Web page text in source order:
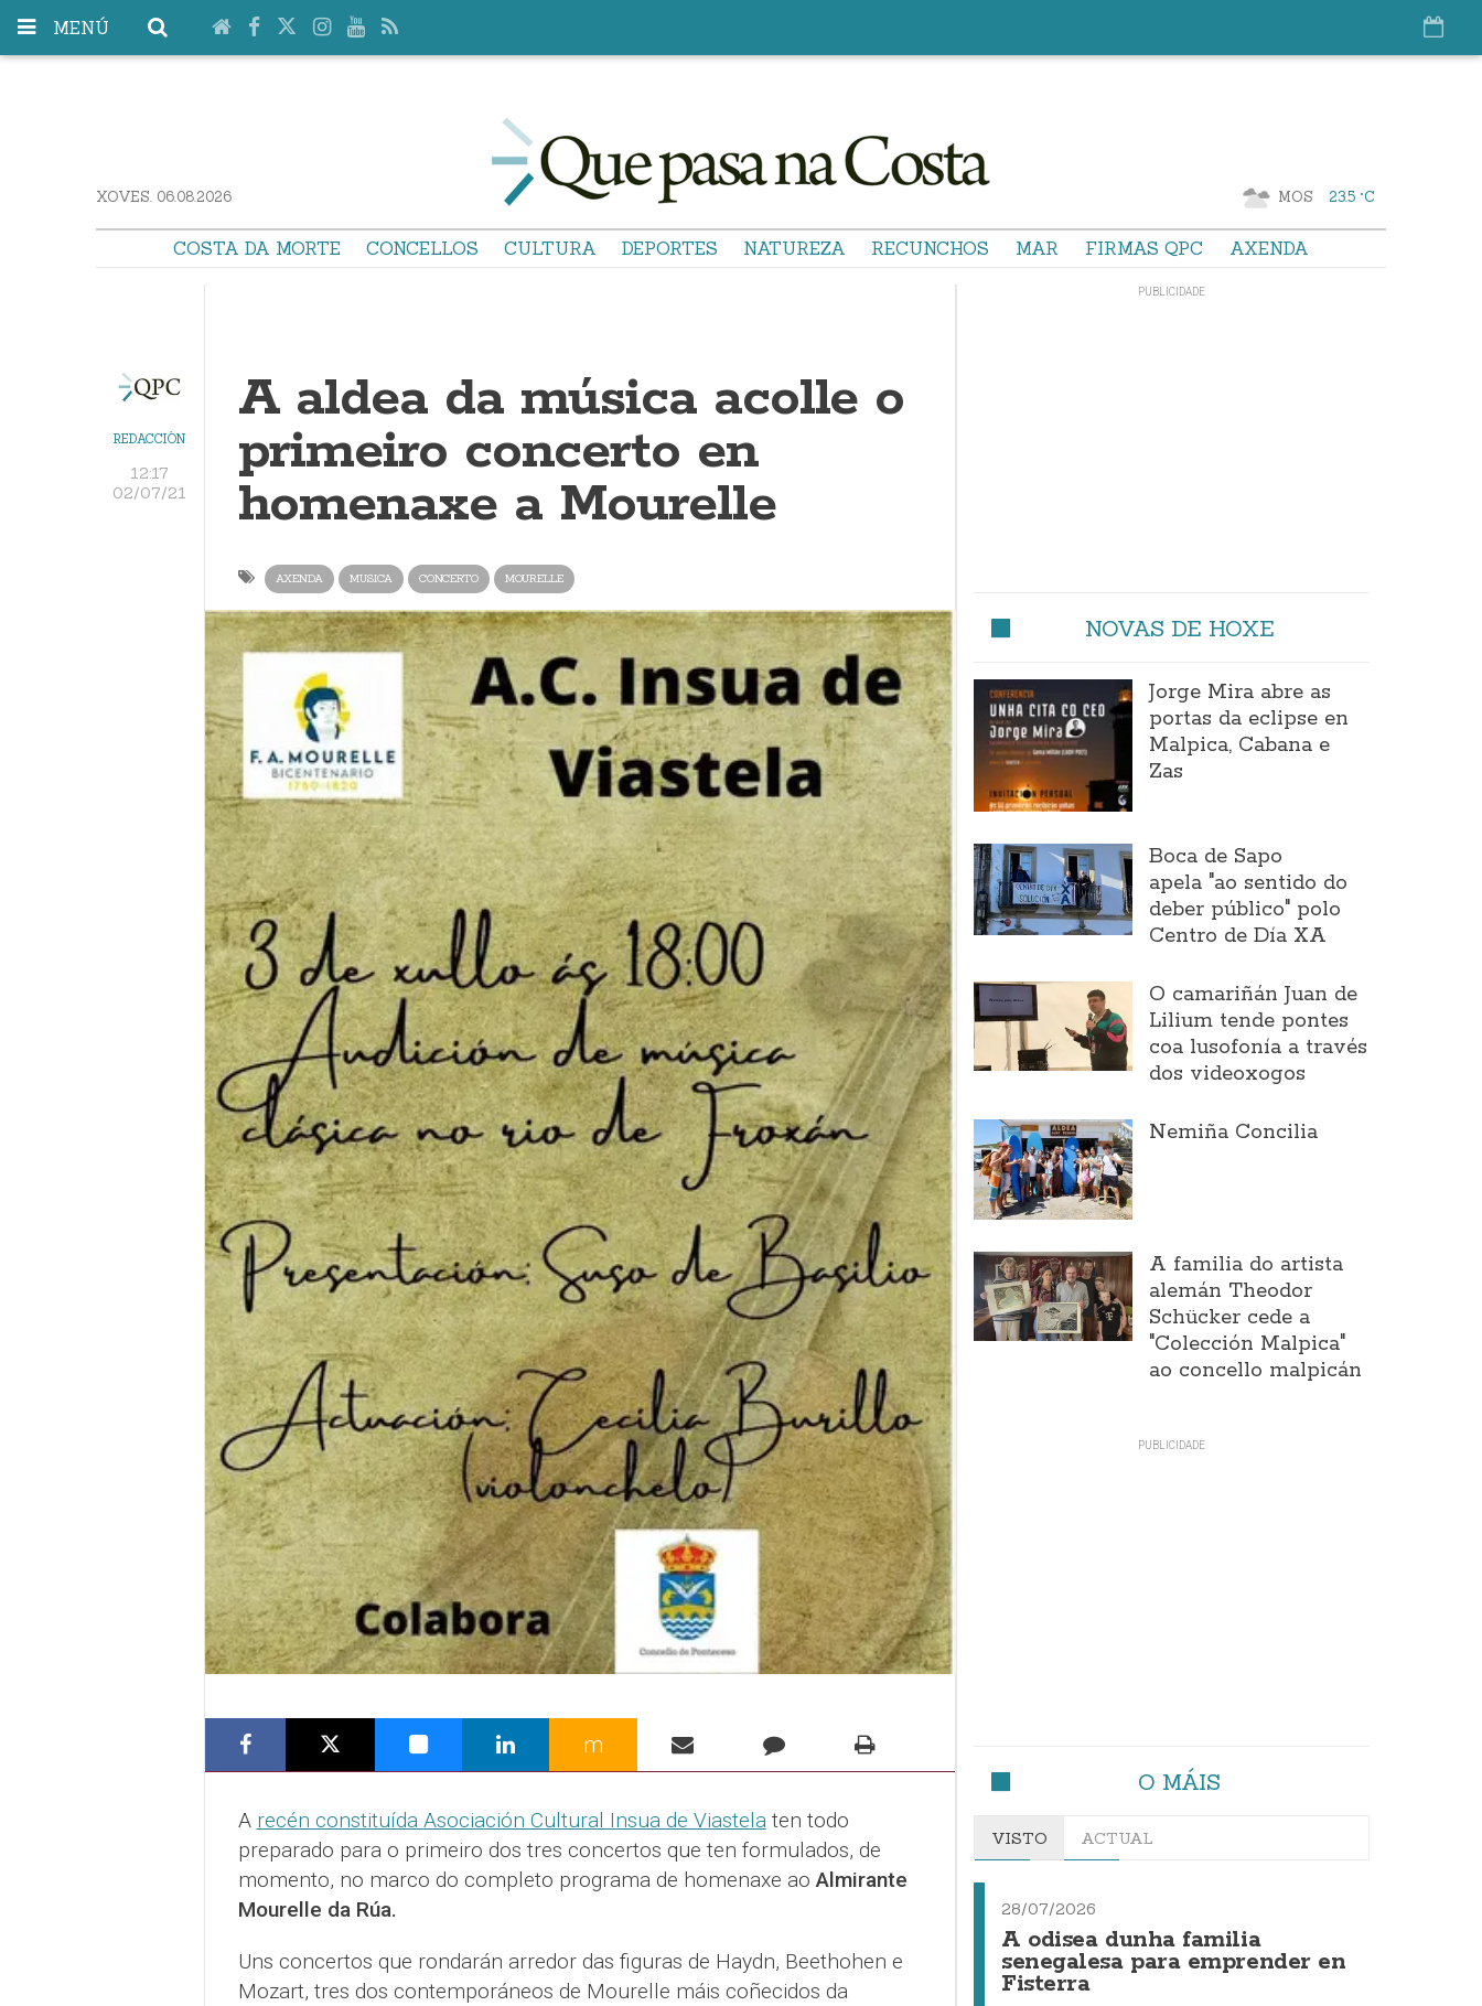
MENÚ
XOVES. 06.08.2026 MOS 23.5 °C
COSTA DA MORTE CONCELLOS CULTURA DEPORTES NATUREZA RECUNCHOS MAR FIRMAS QPC AXENDA
REDACCIÓN
12:17
02/07/21
A aldea da música acolle o
primeiro concerto en
homenaxe a Mourelle
AXENDA MUSICA CONCERTO MOURELLE
m
A recén constituída Asociación Cultural Insua de Viastelaten todo
preparado para o primeiro dos tres concertos que ten formulados, de
momento, no marco do completo programa de homenaxe aoAlmirante
Mourelle da Rúa.
Uns concertos que rondarán arredor das figuras de Haydn, Beethohen e
Mozart, tres dos contemporáneos de Mourelle máis coñecidos da
NOVAS DE HOXE
Jorge Mira abre as
portas da eclipse en
Malpica, Cabana e
Zas
Boca de Sapo
apela "ao sentido do
deber público" polo
Centro de Día XA
O camariñán Juan de
Lilium tende pontes
coa lusofonía a través
dos videoxogos
Nemiña Concilia
A familia do artista
alemán Theodor
Schücker cede a
"Colección Malpica"
ao concello malpicán
O MÁIS
VISTO ACTUAL
28/07/2026
A odisea dunha familia
senegalesa para emprender en
Fisterra